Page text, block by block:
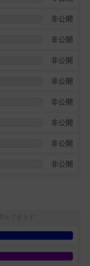
非公開
非公開
非公開
非公開
非公開
非公開
非公開
非公開